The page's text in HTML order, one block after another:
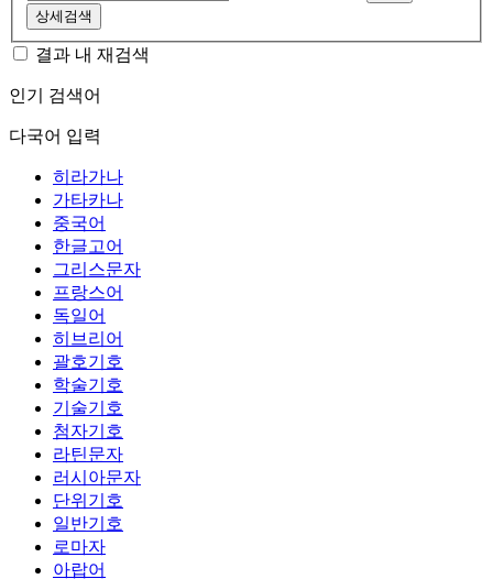
상세검색
결과 내 재검색
인기 검색어
다국어 입력
히라가나
가타카나
중국어
한글고어
그리스문자
프랑스어
독일어
히브리어
괄호기호
학술기호
기술기호
첨자기호
라틴문자
러시아문자
단위기호
일반기호
로마자
아랍어